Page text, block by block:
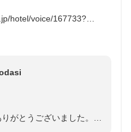
hotel/voice/167733?
がとうございました。